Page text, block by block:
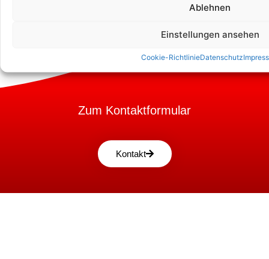
Ablehnen
Einstellungen ansehen
Cookie-RichtlinieDatenschutz
Zum Kontaktformular
Kontakt